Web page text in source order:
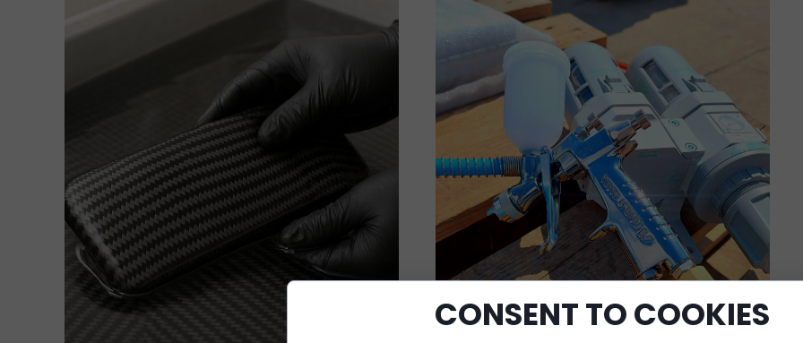
CONSENT TO COOKIES